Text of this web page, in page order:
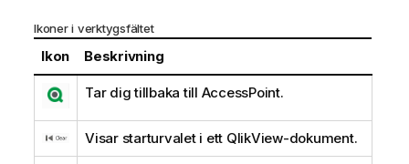
Ikoner i verktygsfältet
Ikon Beskrivning
Tar dig tillbaka till AccessPoint.
Visar starturvalet i ett QlikView-dokument.